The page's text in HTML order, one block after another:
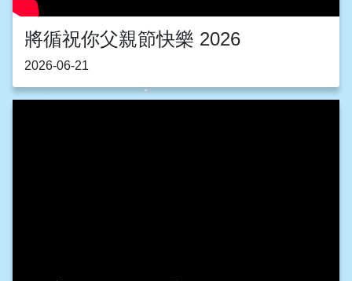
將循祝你父親節快樂 2026
2026-06-21